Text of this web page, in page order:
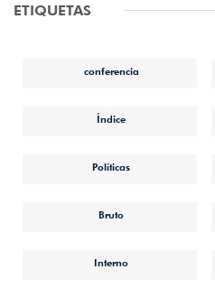
ETIQUETAS
conferencia
Índice
Políticas
Bruto
Interno